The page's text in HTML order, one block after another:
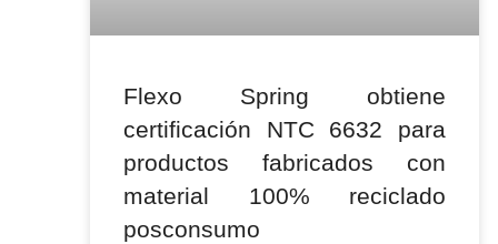
Flexo Spring obtiene
certificación NTC 6632 para
productos fabricados con
material 100% reciclado
posconsumo